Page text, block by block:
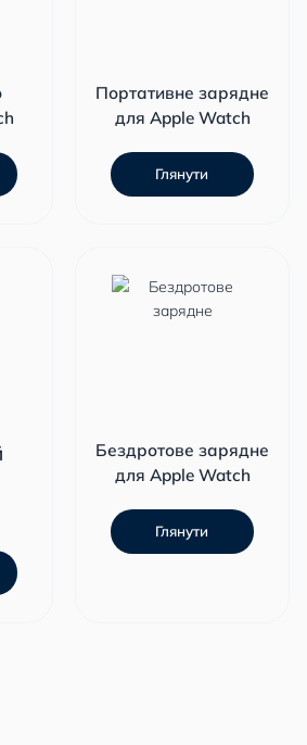
Портативне зарядне
для Apple Watch
Глянути
Бездротове зарядне
для Apple Watch
Глянути